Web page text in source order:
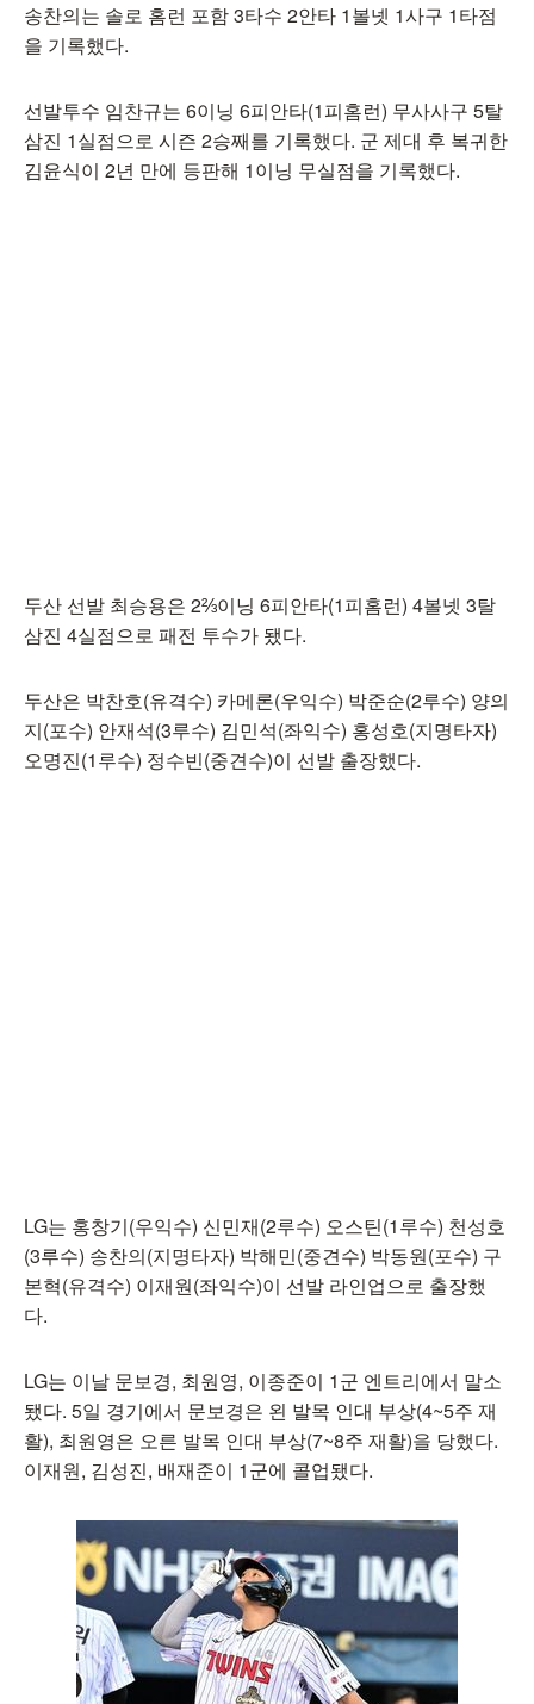
송찬의는 솔로 홈런 포함 3타수 2안타 1볼넷 1사구 1타점
을 기록했다.
선발투수 임찬규는 6이닝 6피안타(1피홈런) 무사사구 5탈
삼진 1실점으로 시즌 2승째를 기록했다. 군 제대 후 복귀한
김윤식이 2년 만에 등판해 1이닝 무실점을 기록했다.
두산 선발 최승용은 2⅔이닝 6피안타(1피홈런) 4볼넷 3탈
삼진 4실점으로 패전 투수가 됐다.
두산은 박찬호(유격수) 카메론(우익수) 박준순(2루수) 양의
지(포수) 안재석(3루수) 김민석(좌익수) 홍성호(지명타자)
오명진(1루수) 정수빈(중견수)이 선발 출장했다.
LG는 홍창기(우익수) 신민재(2루수) 오스틴(1루수) 천성호
(3루수) 송찬의(지명타자) 박해민(중견수) 박동원(포수) 구
본혁(유격수) 이재원(좌익수)이 선발 라인업으로 출장했
다.
LG는 이날 문보경, 최원영, 이종준이 1군 엔트리에서 말소
됐다. 5일 경기에서 문보경은 왼 발목 인대 부상(4~5주 재
활), 최원영은 오른 발목 인대 부상(7~8주 재활)을 당했다.
이재원, 김성진, 배재준이 1군에 콜업됐다.